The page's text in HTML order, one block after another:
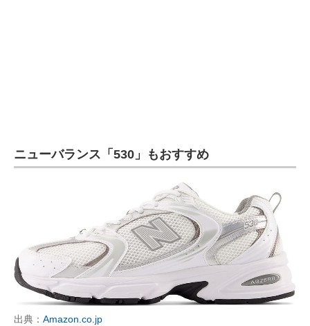
ニューバランス「530」もおすすめ
出典： Amazon.co.jp